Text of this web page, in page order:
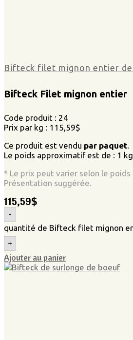
Bifteck filet mignon entier
Bifteck Filet mignon entier
Code produit : 24
Prix par kg : 115,59$
Ce produit est vendu par paquet
Le poids approximatif est de : 1 kg.
* Le prix peut varier selon le poids
Présentation suggérée.
115,59$
-
quantité de Bifteck filet mignon
+
Ajouter au panier